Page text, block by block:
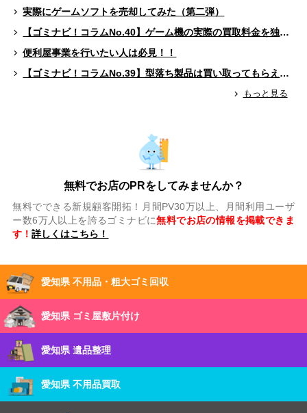
実際にゲームソフトを売却してみた（第二弾）
【ゴミナビ！コラムNo.40】ゲーム機の実際の買取料金を独自調査！！
便利屋事業を行いたい人は必見！！
【ゴミナビ！コラムNo.39】型落ち製品は買い取ってもらえる？（ゲームソフト編）
もっと見る
無料でお店のPRをしてみませんか？
無料でできる新規顧客開拓！月間PV30万以上、月間利用ユーザ
ー数6万人以上を誇るゴミナビに無料でお店の情報を掲載できま
す！詳しくはこちら！
愛知県 不用品・粗大ゴミ回収
愛知県 ゴミ屋敷片付け
愛知県 遺品整理
愛知県 不用品買取